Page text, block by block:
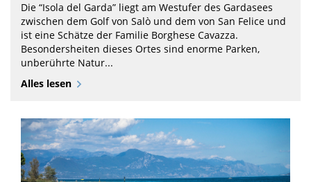
Die “Isola del Garda” liegt am Westufer des Gardasees
zwischen dem Golf von Salò und dem von San Felice und
ist eine Schätze der Familie Borghese Cavazza.
Besondersheiten dieses Ortes sind enorme Parken,
unberührte Natur...
Alles lesen